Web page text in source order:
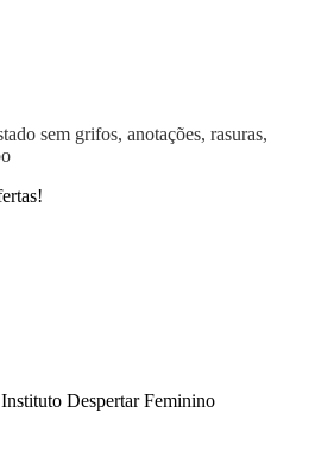
sem grifos, anotações, rasuras,
Despertar Feminino